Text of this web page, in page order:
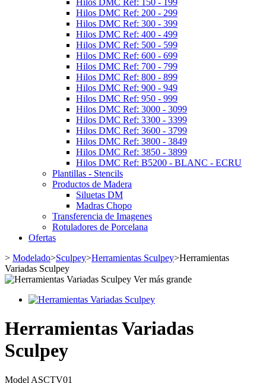
Hilos DMC Ref: 200 - 299
Hilos DMC Ref: 300 - 399
Hilos DMC Ref: 400 - 499
Hilos DMC Ref: 500 - 599
Hilos DMC Ref: 600 - 699
Hilos DMC Ref: 700 - 799
Hilos DMC Ref: 800 - 899
Hilos DMC Ref: 900 - 949
Hilos DMC Ref: 950 - 999
Hilos DMC Ref: 3000 - 3099
Hilos DMC Ref: 3300 - 3399
Hilos DMC Ref: 3600 - 3799
Hilos DMC Ref: 3800 - 3849
Hilos DMC Ref: 3850 - 3899
Hilos DMC Ref: B5200 - BLANC - ECRU
Plantillas - Stencils
Productos de Madera
Siluetas DM
Madras Chopo
Transferencia de Imagenes
Rotuladores de Porcelana
Ofertas
> Modelado>Sculpey>Herramientas Sculpey>Herramientas
Variadas Sculpey
Ver más grande
Herramientas Variadas
Sculpey
Model ASCTV01